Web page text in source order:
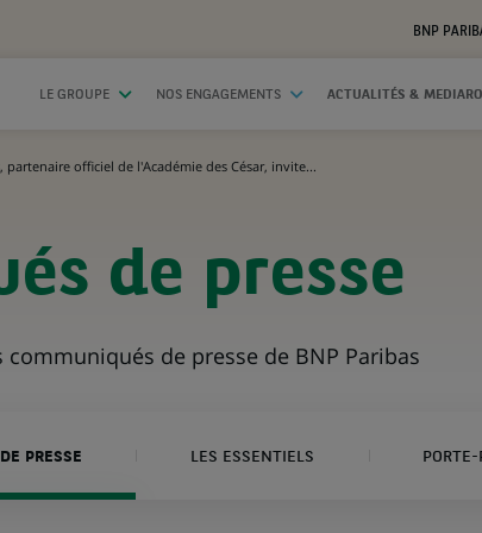
BNP
LE GROUPE NOS ENGAGEMENTS ACTUALITÉS &
partenaire officiel de l'Académie des César, invite...
de presse
de presse de BNP Paribas
PRESSE LES ESSENTIELS PORTE-